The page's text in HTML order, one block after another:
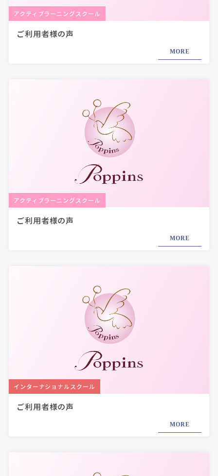
アクティブラーニングスクール
ご利用者様の声
MORE
アクティブラーニングスクール
ご利用者様の声
MORE
インターナショナルスクール
ご利用者様の声
MORE